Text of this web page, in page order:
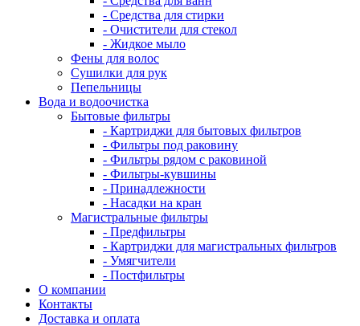
- Средства для стирки
- Очистители для стекол
- Жидкое мыло
Фены для волос
Сушилки для рук
Пепельницы
Вода и водоочистка
Бытовые фильтры
- Картриджи для бытовых фильтров
- Фильтры под раковину
- Фильтры рядом с раковиной
- Фильтры-кувшины
- Принадлежности
- Насадки на кран
Магистральные фильтры
- Предфильтры
- Картриджи для магистральных фильтров
- Умягчители
- Постфильтры
О компании
Контакты
Доставка и оплата